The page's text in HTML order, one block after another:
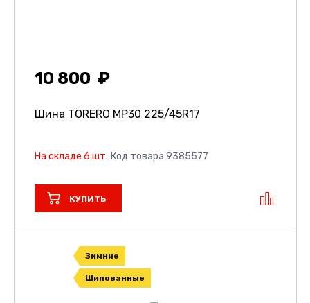
10 800
Шина TORERO MP30 225/45R17
На складе 6 шт. Код товара 9385577
КУПИТЬ
Зимние
Шипованные